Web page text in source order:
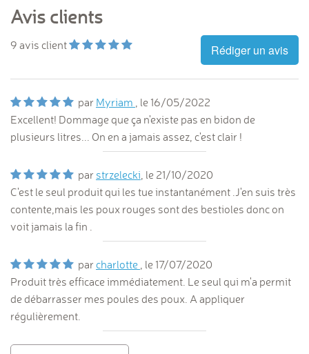
Avis clients
9 avis client Rédiger un avis
par Myriam , le 16/05/2022
Excellent! Dommage que ça n'existe pas en bidon de
plusieurs litres... On en a jamais assez, c'est clair !
par strzelecki, le 21/10/2020
C'est le seul produit qui les tue instantanément .J'en suis très
contente,mais les poux rouges sont des bestioles donc on
voit jamais la fin .
par charlotte , le 17/07/2020
Produit très efficace immédiatement. Le seul qui m'a permit
de débarrasser mes poules des poux. A appliquer
régulièrement.